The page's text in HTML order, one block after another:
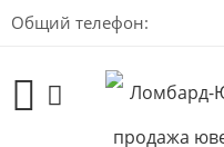
Общий телефон: